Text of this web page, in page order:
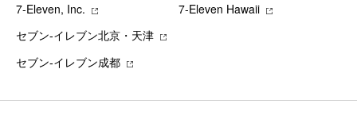
7‐Eleven, Inc.
7‐Eleven Hawaii
セブン‐イレブン北京・天津
セブン‐イレブン成都